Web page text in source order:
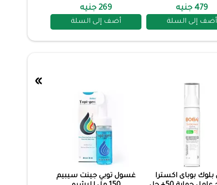
479 جنيه
أضف إلى السلة
269 جنيه
أضف إلى السلة
بوباى اكسترا
غسول توبي جينت سيبيم
»